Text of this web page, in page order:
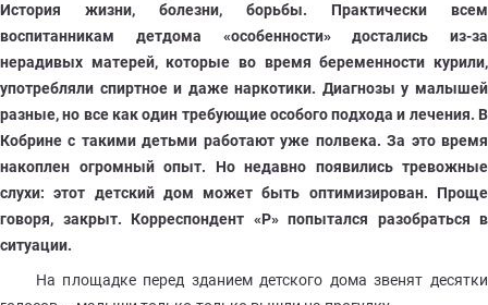
История жизни, болезни, борьбы. Практически всем
воспитанникам детдома «особенности» достались из-за
нерадивых матерей, которые во время беременности курили,
употребляли спиртное и даже наркотики. Диагнозы у малышей
разные, но все как один требующие особого подхода и лечения. В
Кобрине с такими детьми работают уже полвека. За это время
накоплен огромный опыт. Но недавно появились тревожные
слухи: этот детский дом может быть оптимизирован. Проще
говоря, закрыт. Корреспондент «Р» попытался разобраться в
ситуации.
На площадке перед зданием детского дома звенят десятки